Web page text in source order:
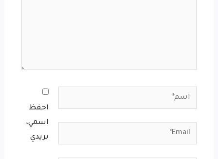
اسم*
Email*
احفظ
اسمي،
بريدي